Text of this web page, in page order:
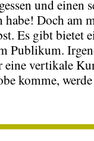
und einen
Doch am
Es gibt bietet
Publikum.
eine vertikale
komme,